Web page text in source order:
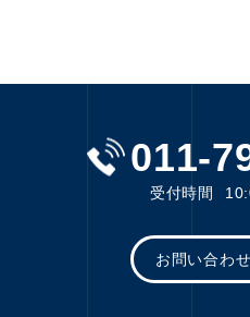
011-
受付時間
お問い合わ